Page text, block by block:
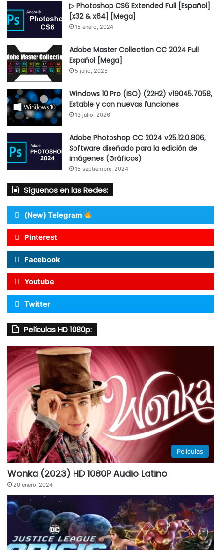
▷ Photoshop CS6 Extended Full [Español]
[x32 & x64] [Mega]
15 enero, 2024
Adobe Master Collection CC 2024 Full
Español [Mega]
5 julio, 2025
Windows 10 Pro (ISO) (22H2) v19045.7058,
Estable y con nuevas funciones
13 julio, 2026
Adobe Photoshop CC 2024 v25.12.0.806,
Software diseñado para la edición de
imágenes (Gráficos)
15 septiembre, 2024
Síguenos en las Redes:
(New) Telegram
Pinterest
Facebook
Youtube
Twitter
Películas HD 1080p:
Películas
Wonka (2023) HD 1080P Audio Latino
20 enero, 2024